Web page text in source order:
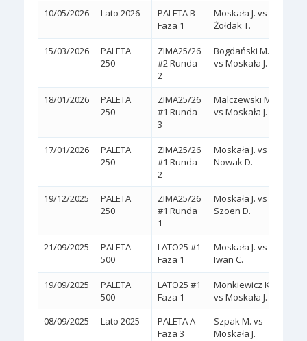
10/05/2026 Lato 2026
PALETA B
Faza 1
Moskała J. vs
Żołdak T.
15/03/2026
PALETA
250
ZIMA25/26
#2 Runda
2
Bogdański M.
vs Moskała J.
18/01/2026
PALETA
250
ZIMA25/26
#1 Runda
3
Malczewski M.
vs Moskała J.
17/01/2026
PALETA
250
ZIMA25/26
#1 Runda
2
Moskała J. vs
Nowak D.
19/12/2025
PALETA
250
ZIMA25/26
#1 Runda
1
Moskała J. vs
Szoen D.
21/09/2025
PALETA
500
LATO25 #1
Faza 1
Moskała J. vs
Iwan C.
19/09/2025
PALETA
500
LATO25 #1
Faza 1
Monkiewicz K.
vs Moskała J.
08/09/2025
Lato 2025
PALETA A
Faza 3
Szpak M. vs
Moskała J.